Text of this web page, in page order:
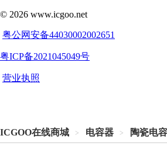
ICGOO在线商城 > 电容器 > 陶瓷电